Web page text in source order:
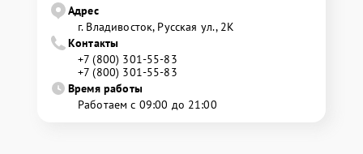
Адрес
г. Владивосток, Русская ул., 2К
Контакты
+7 (800) 301-55-83
+7 (800) 301-55-83
Время работы
Работаем с 09:00 до 21:00